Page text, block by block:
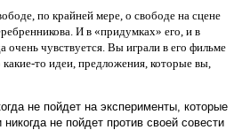
по крайней мере, о свободе на сцене
И в «придумках» его, и в
очень чувствуется. Вы играли в его фильме
то идеи, предложения, которые вы,
не пойдет на эксперименты, которые
не пойдет против своей совести